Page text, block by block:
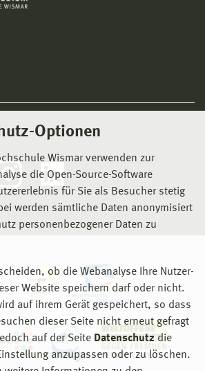
Optionen
Wismar verwenden zur
die Open-Source-Software
für Sie als Besucher stetig
werden sämtliche Daten anonymisiert
personenbezogener Daten zu
ob die Webanalyse Ihre Nutzer-
Website speichern darf oder nicht.
auf ihrem Gerät gespeichert, so dass
dieser Seite nicht erneut gefragt
auf der Seite Datenschutz die
anzupassen oder zu löschen.